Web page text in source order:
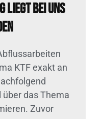
liegt bei uns
KTF exakt an
das Thema
Zuvor